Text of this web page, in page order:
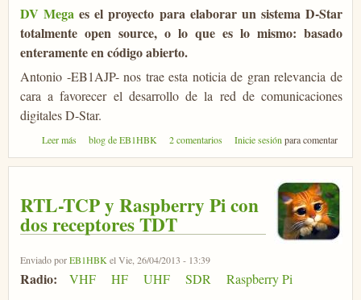
DV Mega es el proyecto para elaborar un sistema D-Star
totalmente open source, o lo que es lo mismo: basado
enteramente en código abierto.
Antonio -EB1AJP- nos trae esta noticia de gran relevancia de
cara a favorecer el desarrollo de la red de comunicaciones
digitales D-Star.
Leer más sobre DV Mega - Arduino y D-Star
blog de EB1HBK 2 comentarios Inicie sesiónpara comentar
RTL-TCP y Raspberry Pi con
dos receptores TDT
Enviado porEB1HBK el Vie, 26/04/2013 - 13:39
Radio: VHF HF UHF SDR Raspberry Pi